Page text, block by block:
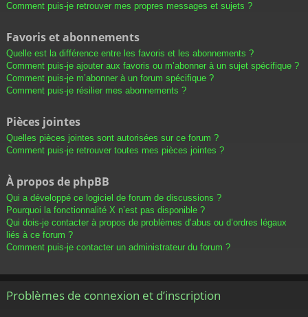
Comment puis-je retrouver mes propres messages et sujets ?
Favoris et abonnements
Quelle est la différence entre les favoris et les abonnements ?
Comment puis-je ajouter aux favoris ou m’abonner à un sujet spécifique ?
Comment puis-je m’abonner à un forum spécifique ?
Comment puis-je résilier mes abonnements ?
Pièces jointes
Quelles pièces jointes sont autorisées sur ce forum ?
Comment puis-je retrouver toutes mes pièces jointes ?
À propos de phpBB
Qui a développé ce logiciel de forum de discussions ?
Pourquoi la fonctionnalité X n’est pas disponible ?
Qui dois-je contacter à propos de problèmes d’abus ou d’ordres légaux
liés à ce forum ?
Comment puis-je contacter un administrateur du forum ?
Problèmes de connexion et d’inscription